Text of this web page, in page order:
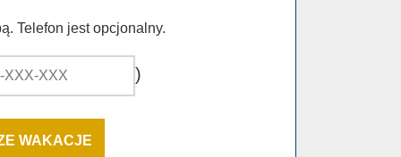
Telefon jest opcjonalny.
)
WAKACJE